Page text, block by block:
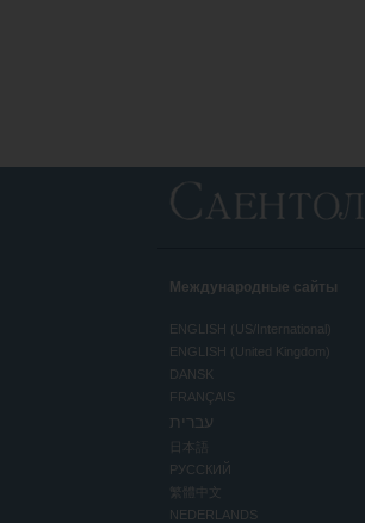
Международные сайты
ENGLISH (US/International)
ENGLISH (United Kingdom)
DANSK
FRANÇAIS
עברית
日本語
РУССКИЙ
繁體中文
NEDERLANDS